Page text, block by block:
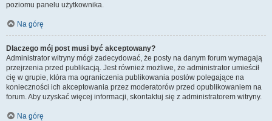
poziomu panelu użytkownika.
Na górę
Dlaczego mój post musi być akceptowany?
Administrator witryny mógł zadecydować, że posty na danym forum wymagają
przejrzenia przed publikacją. Jest również możliwe, że administrator umieścił
cię w grupie, która ma ograniczenia publikowania postów polegające na
konieczności ich akceptowania przez moderatorów przed opublikowaniem na
forum. Aby uzyskać więcej informacji, skontaktuj się z administratorem witryny.
Na górę